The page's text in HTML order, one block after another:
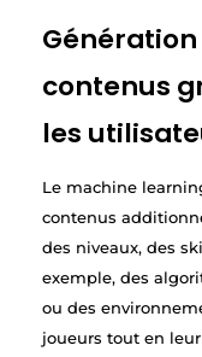
contenus
les
Le machine
contenus
des niveaux, des
exemple, des
ou des
joueurs tout en